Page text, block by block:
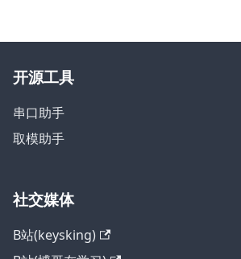
开源工具
串口助手
取模助手
社交媒体
B站(keysking)